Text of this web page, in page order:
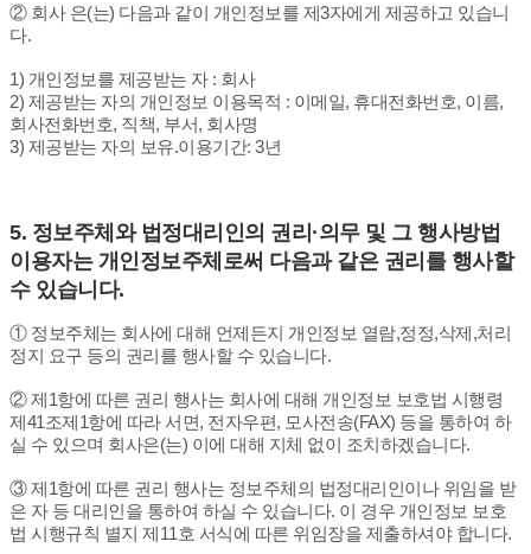
② 회사 은(는) 다음과 같이 개인정보를 제3자에게 제공하고 있습니
다.
1) 개인정보를 제공받는 자 : 회사
2) 제공받는 자의 개인정보 이용목적 : 이메일, 휴대전화번호, 이름,
회사전화번호, 직책, 부서, 회사명
3) 제공받는 자의 보유.이용기간: 3년
5. 정보주체와 법정대리인의 권리·의무 및 그 행사방법
이용자는 개인정보주체로써 다음과 같은 권리를 행사할
수 있습니다.
① 정보주체는 회사에 대해 언제든지 개인정보 열람,정정,삭제,처리
정지 요구 등의 권리를 행사할 수 있습니다.
② 제1항에 따른 권리 행사는 회사에 대해 개인정보 보호법 시행령
제41조제1항에 따라 서면, 전자우편, 모사전송(FAX) 등을 통하여 하
실 수 있으며 회사은(는) 이에 대해 지체 없이 조치하겠습니다.
③ 제1항에 따른 권리 행사는 정보주체의 법정대리인이나 위임을 받
은 자 등 대리인을 통하여 하실 수 있습니다. 이 경우 개인정보 보호
법 시행규칙 별지 제11호 서식에 따른 위임장을 제출하셔야 합니다.